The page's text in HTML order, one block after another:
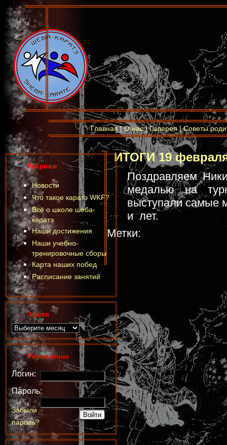
Главная|О нас|Галерея|Советы
ИТОГИ 19
Поздравляем
медалью на
выступали самые
и лет.
Метки:
Рубрики
Новости
Что такое каратэ WKF?
Всё о школе шеба-
каратэ
Наши достижения
Наши учебно-
тренировочные сборы
Карта наших побед
Расписание занятий
Архив
Управление
Логин:
Пароль:
Забыли
пароль?